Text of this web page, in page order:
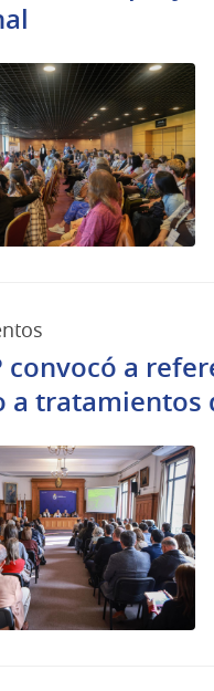
convocó a
a tratamientos